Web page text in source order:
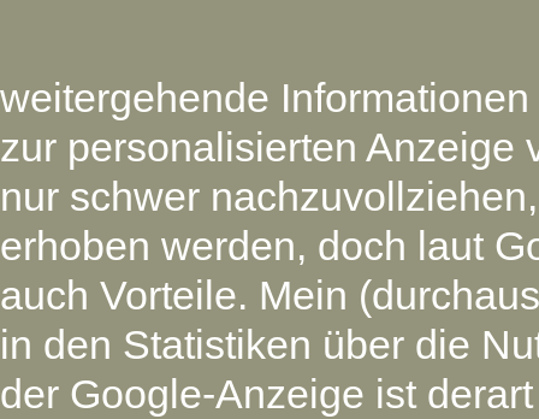
weitergehende
zur personalisierten Anzeige
nur schwer
erhoben werden, doch laut
auch Vorteile. Mein
in den Statistiken über die
der Google-Anzeige ist